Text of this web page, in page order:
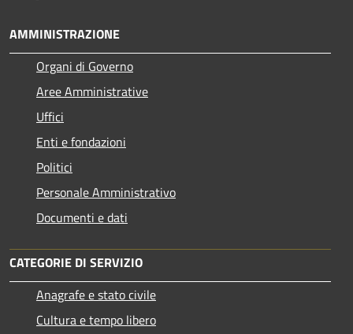
AMMINISTRAZIONE
Organi di Governo
Aree Amministrative
Uffici
Enti e fondazioni
Politici
Personale Amministrativo
Documenti e dati
CATEGORIE DI SERVIZIO
Anagrafe e stato civile
Cultura e tempo libero